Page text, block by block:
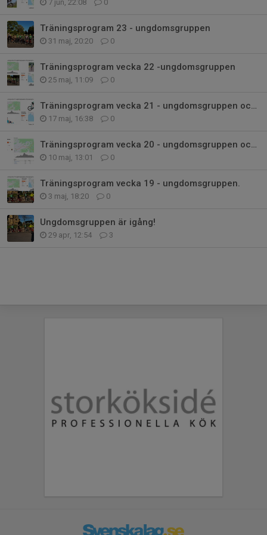
7 jun, 22:08 0
Träningsprogram 23 - ungdomsgruppen
31 maj, 20:20 0
Träningsprogram vecka 22 -ungdomsgruppen
25 maj, 11:09 0
Träningsprogram vecka 21 - ungdomsgruppen och grupp gul (D)
17 maj, 16:38 0
Träningsprogram vecka 20 - ungdomsgruppen och Grupp gul (D)
10 maj, 13:01 0
Träningsprogram vecka 19 - ungdomsgruppen.
3 maj, 18:20 0
Ungdomsgruppen är igång!
29 apr, 12:54 3